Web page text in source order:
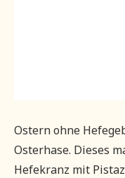
Ostern ohne
Osterhase. Dieses
Hefekranz mit